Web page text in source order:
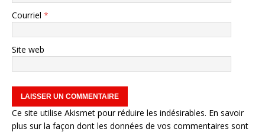
Courriel *
Site web
Ce site utilise Akismet pour réduire les indésirables. En savoir
plus sur la façon dont les données de vos commentaires sont